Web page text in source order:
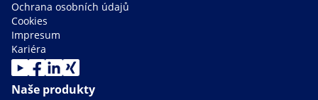
Ochrana osobních údajů
Cookies
Impresum
Kariéra
Naše produkty